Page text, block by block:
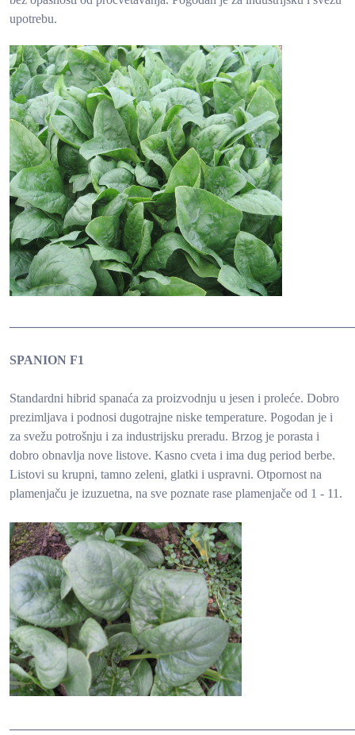
upotrebu.
SPANION F1
Standardni hibrid spanaća za proizvodnju u jesen i proleće. Dobro
prezimljava i podnosi dugotrajne niske temperature. Pogodan je i
za svežu potrošnju i za industrijsku preradu. Brzog je porasta i
dobro obnavlja nove listove. Kasno cveta i ima dug period berbe.
Listovi su krupni, tamno zeleni, glatki i uspravni. Otpornost na
plamenjaču je izuzuetna, na sve poznate rase plamenjače od 1 - 11.